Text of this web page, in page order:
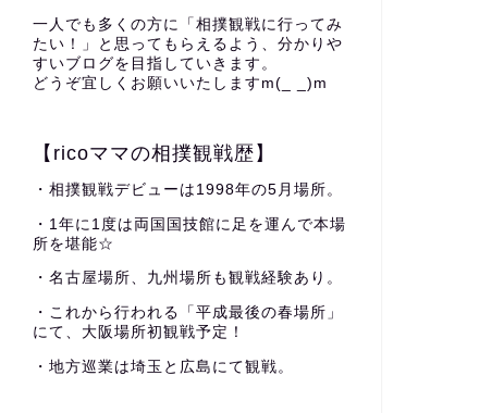
一人でも多くの方に「相撲観戦に行ってみ
たい！」と思ってもらえるよう、分かりや
すいブログを目指していきます。
どうぞ宜しくお願いいたしますm(_ _)m
【ricoママの相撲観戦歴】
・相撲観戦デビューは1998年の5月場所。
・1年に1度は両国国技館に足を運んで本場
所を堪能☆
・名古屋場所、九州場所も観戦経験あり。
・これから行われる「平成最後の春場所」
にて、大阪場所初観戦予定！
・地方巡業は埼玉と広島にて観戦。